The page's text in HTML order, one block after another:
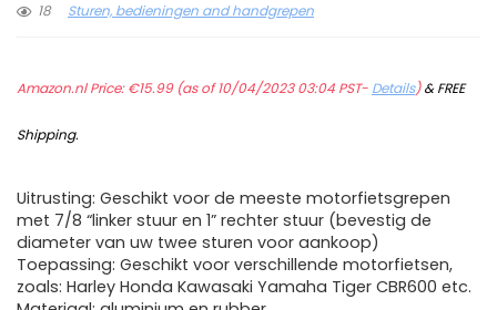
18
Sturen, bedieningen and handgrepen
Amazon.nl Price:€15.99(as of 10/04/2023 03:04 PST- Details)&FREE
Shipping.
Uitrusting: Geschikt voor de meeste motorfietsgrepen
met 7/8 “linker stuur en 1” rechter stuur (bevestig de
diameter van uw twee sturen voor aankoop)
Toepassing: Geschikt voor verschillende motorfietsen,
zoals: Harley Honda Kawasaki Yamaha Tiger CBR600 etc.